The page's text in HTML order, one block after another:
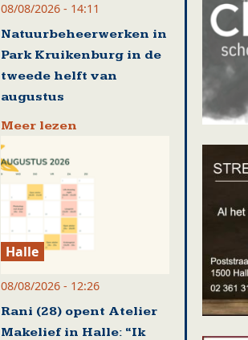
08/08/2026 - 14:11
Natuurbeheerwerken in
Park Kruikenburg in de
tweede helft van
augustus
Meer lezen
Halle
08/08/2026 - 12:26
Rani (28) opent Atelier
Makelief in Halle: “Ik